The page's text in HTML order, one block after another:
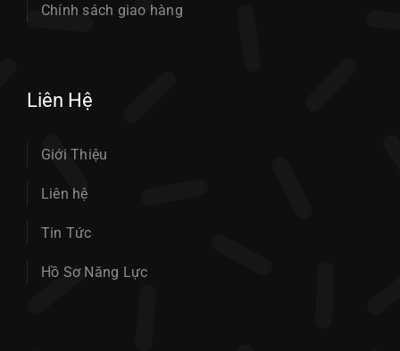
Chính sách giao hàng
Liên Hệ
Giới Thiệu
Liên hệ
Tin Tức
Hồ Sơ Năng Lực